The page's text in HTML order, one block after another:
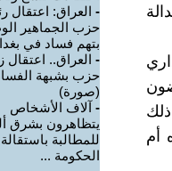
أم
- العراق: اعتقال
حزب الجماهير
بتهم فساد في
- العراق.. اعتقال
حزب بشبهة
(صورة)
- آلاف الأشخاص
يتظاهرون بشرق
للمطالبة باستقالة
الحكومة ...